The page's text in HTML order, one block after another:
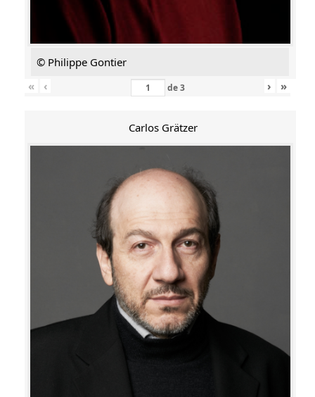
© Philippe Gontier
«
‹ de3 › »
Carlos Grätzer